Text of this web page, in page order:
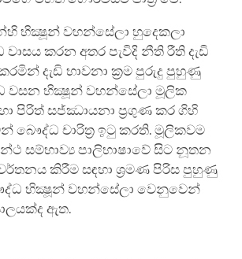
භික්‍ෂූන් වහන්සේලා හුදෙකලා
කරන අතර පැවිදි නීති රීති දැඩි
දැඩි භාවනා ක්‍රම පුරුදු පුහුණු
වසන භික්‍ෂූන් වහන්සේලා මූලික
පිරිත් සජ්ඣායනා ප්‍රගුණ කර ගිහි
බෞද්ධ චාරිත්‍ර ඉටු කරති. මූලිකවම
සම්භාව්‍ය පාලිභාෂාවේ සිට නූතන
කිරීම සඳහා ශ්‍රමණ පිරිස පුහුණු
භික්‍ෂූන් වහන්සේලා වෙනුවෙන්
ඇත.